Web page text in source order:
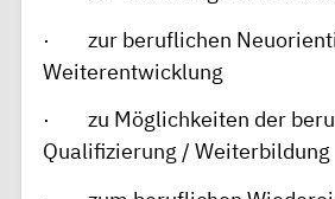
· zur beruflichen
Weiterentwicklung
· zu Möglichkeiten der
Qualifizierung / Weiterbildung